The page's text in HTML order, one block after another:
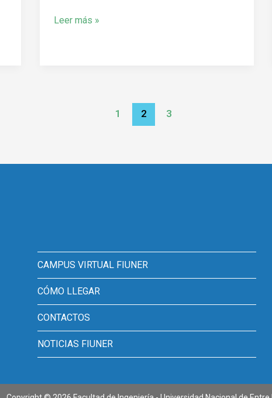
Leer más »
1 2 3
CAMPUS VIRTUAL FIUNER
CÓMO LLEGAR
CONTACTOS
NOTICIAS FIUNER